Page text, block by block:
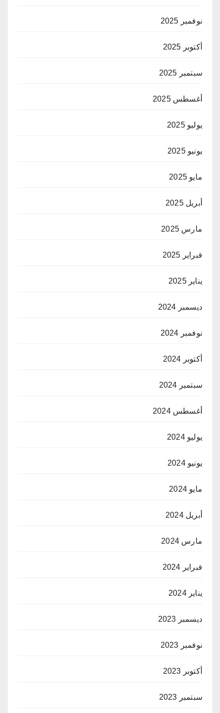
نوفمبر 2025
أكتوبر 2025
سبتمبر 2025
أغسطس 2025
يوليو 2025
يونيو 2025
مايو 2025
أبريل 2025
مارس 2025
فبراير 2025
يناير 2025
ديسمبر 2024
نوفمبر 2024
أكتوبر 2024
سبتمبر 2024
أغسطس 2024
يوليو 2024
يونيو 2024
مايو 2024
أبريل 2024
مارس 2024
فبراير 2024
يناير 2024
ديسمبر 2023
نوفمبر 2023
أكتوبر 2023
سبتمبر 2023